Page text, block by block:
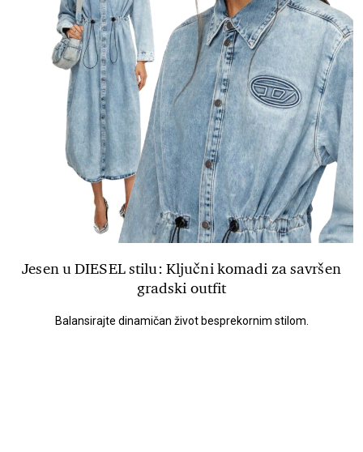
Jesen u DIESEL stilu: Ključni komadi za savršen
gradski outfit
Balansirajte dinamičan život besprekornim stilom.